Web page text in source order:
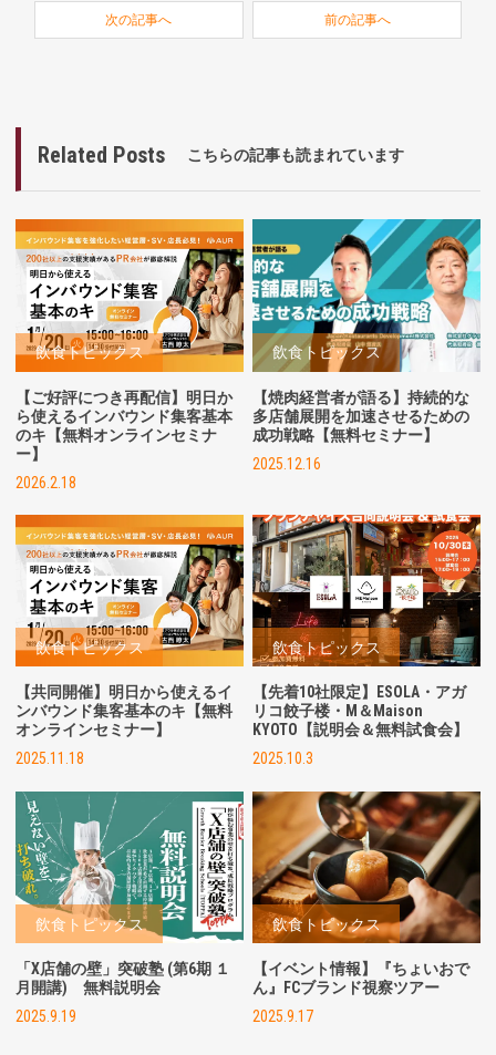
次の記事へ 前の記事へ
Related Posts こちらの記事も読まれています
飲食トピックス
【ご好評につき再配信】明日か
ら使えるインバウンド集客基本
のキ【無料オンラインセミナ
ー】
2026.2.18
飲食トピックス
【焼肉経営者が語る】持続的な
多店舗展開を加速させるための
成功戦略【無料セミナー】
2025.12.16
飲食トピックス
【共同開催】明日から使えるイ
ンバウンド集客基本のキ【無料
オンラインセミナー】
2025.11.18
飲食トピックス
【先着10社限定】ESOLA・アガ
リコ餃子楼・M＆Maison
KYOTO【説明会＆無料試食会】
2025.10.3
飲食トピックス
「X店舗の壁」突破塾 (第6期 １
月開講) 無料説明会
2025.9.19
飲食トピックス
【イベント情報】『ちょいおで
ん』FCブランド視察ツアー
2025.9.17